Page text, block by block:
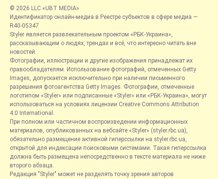
© 2026 LLC «UBT MEDIA»
Идентификатор онлайн-медиа в Реестре субъектов в сфере медиа —
R40-05347
Styler является развлекательным проектом «РБК-Украина»,
рассказывающим о людях, трендах и всё, что интересно читать вне
новостей.
Фотографии, иллюстрации и другие изображения принадлежат их
правообладателям. Использование фотографий, отмеченных Getty
Images, допускается исключительно при наличии письменного
разрешения фотоагентства Getty Images. Фотографии, отмеченные
логотипом «Styler» или подписанные «Styler» или «РБК-Украина», могут
использоваться на условиях лицензии Creative Commons Attribution
4.0 International.
При полном или частичном воспроизведении информационных
материалов, опубликованных на вебсайте «Styler» (styler.rbc.ua),
обязательно размещение активной гиперссылки на styler.rbc.ua,
открытой для индексации поисковыми системами. Такая гиперссылка
должна быть размещена непосредственно в тексте материала не ниже
второго абзаца.
Редакция "Styler" может не разделять точку зрения авторов